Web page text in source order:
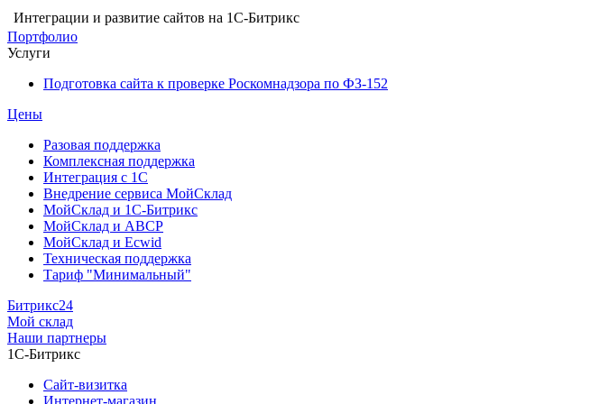
Интеграции и развитие сайтов на 1С-Битрикс
Портфолио
Услуги
Подготовка сайта к проверке Роскомнадзора по ФЗ-152
Цены
Разовая поддержка
Комплексная поддержка
Интеграция с 1С
Внедрение сервиса МойСклад
МойСклад и 1С-Битрикс
МойСклад и ABCP
МойСклад и Ecwid
Техническая поддержка
Тариф "Минимальный"
Битрикс24
Мой склад
Наши партнеры
1С-Битрикс
Сайт-визитка
Интернет-магазин